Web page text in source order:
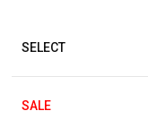
SELECT
SALE